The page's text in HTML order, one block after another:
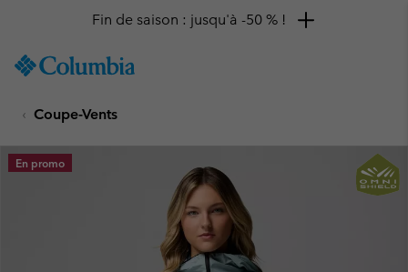
TO
SKIP
MAIN
NAV
Fin de saison : jusqu'à -50 % !
Coupe-Vents
En promo